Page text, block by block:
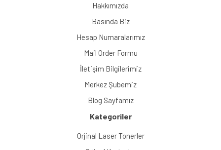
Hakkımızda
Basında Biz
Hesap Numaralarımız
Mail Order Formu
İletişim Bilgilerimiz
Merkez Şubemiz
Blog Sayfamız
Kategoriler
Orjinal Laser Tonerler